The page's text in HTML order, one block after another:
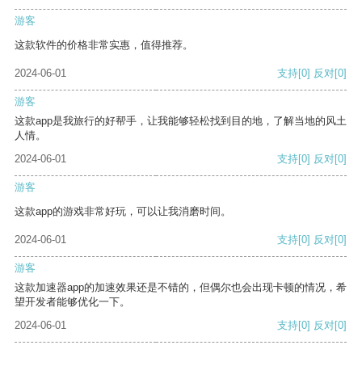
游客
这款软件的价格非常实惠，值得推荐。
2024-06-01 支持[0] 反对[0]
游客
这款app是我旅行的好帮手，让我能够轻松找到目的地，了解当地的风土
人情。
2024-06-01
支持[0] 反对[0]
游客
这款app的游戏非常好玩，可以让我消磨时间。
2024-06-01 支持[0] 反对[0]
游客
这款加速器app的加速效果还是不错的，但偶尔也会出现卡顿的情况，希
望开发者能够优化一下。
2024-06-01
支持[0] 反对[0]